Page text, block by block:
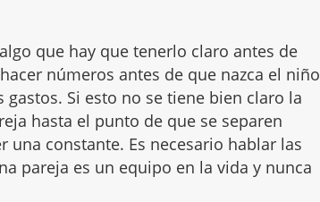
que hay que tenerlo claro antes de
números antes de que nazca el niño
Si esto no se tiene bien claro la
hasta el punto de que se separen
una constante. Es necesario hablar las
pareja es un equipo en la vida y nunca